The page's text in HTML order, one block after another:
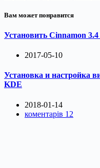
Вам может понравится
Установить Cinnamon
2017-05-10
Установка и настройка
KDE
2018-01-14
коментарів 12